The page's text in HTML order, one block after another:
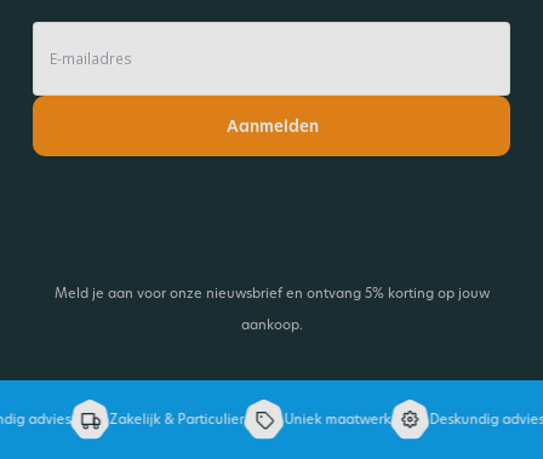
Aanmelden
Meld je aan voor onze nieuwsbrief en ontvang 5% korting op jouw
aankoop.
advies Zakelijk & Particulier Uniek maatwerk Deskundig advies